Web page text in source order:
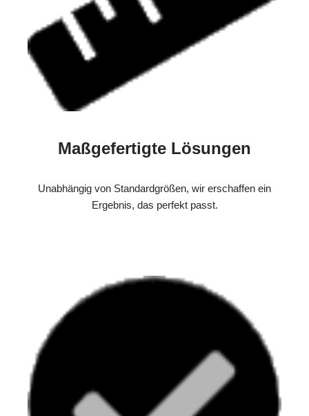
Maßgefertigte Lösungen
Unabhängig von Standardgrößen, wir erschaffen ein
Ergebnis, das perfekt passt.